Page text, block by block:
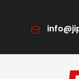
info@
Zápatí